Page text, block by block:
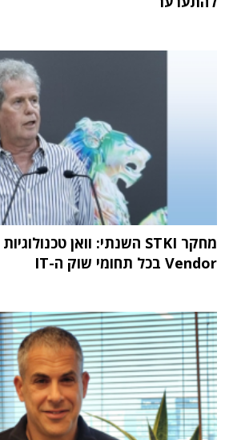
Vendor בכל תחומי שוק ה-IT